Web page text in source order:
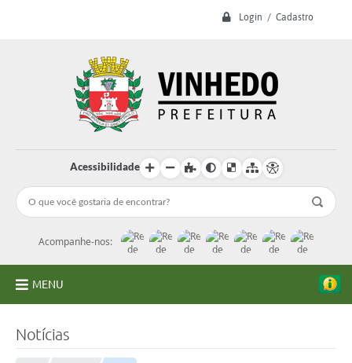
Login / Cadastro
Acessibilidade
Acompanhe-nos:
MENU
Notícias